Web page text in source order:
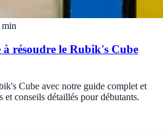
min
résoudre le Rubik's Cube
Cube avec notre guide complet et
et conseils détaillés pour débutants.